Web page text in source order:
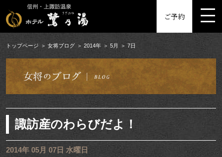
ご予約
トップページ 女将ブログ 2014年 5月 7日
諏訪産のわらびだよ！
2014年 05月 07日 水曜日